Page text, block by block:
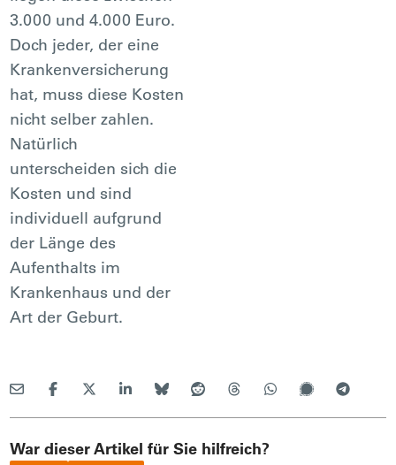
3.000 und 4.000 Euro.
Doch jeder, der eine
Krankenversicherung
hat, muss diese Kosten
nicht selber zahlen.
Natürlich
unterscheiden sich die
Kosten und sind
individuell aufgrund
der Länge des
Aufenthalts im
Krankenhaus und der
Art der Geburt.
War dieser Artikel für Sie hilfreich?